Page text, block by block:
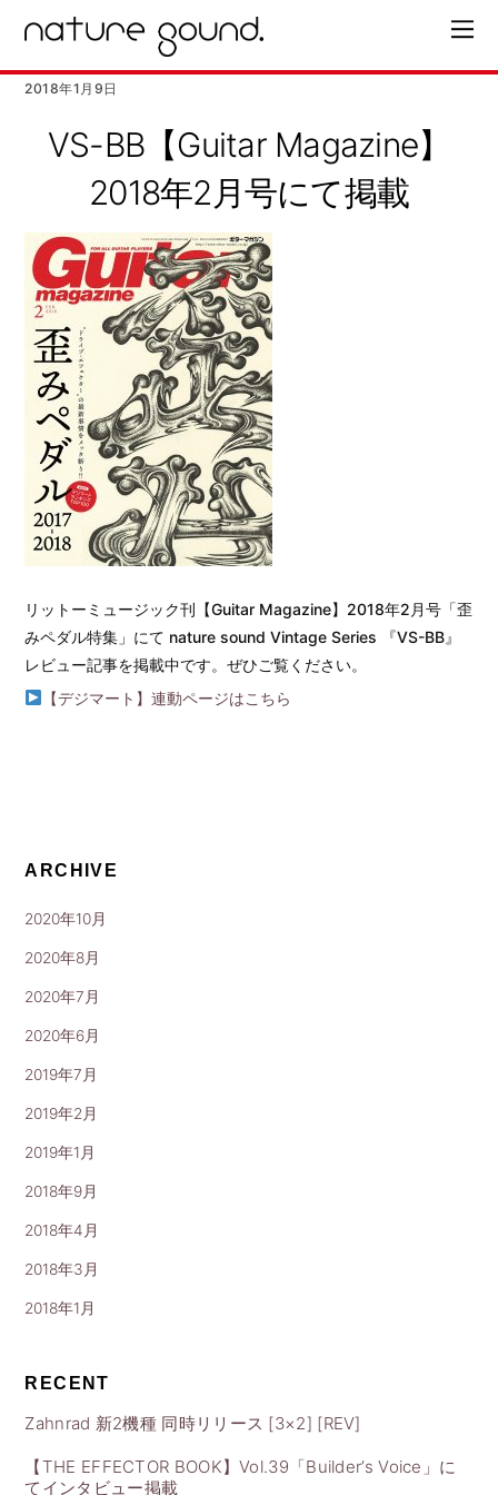
2018年1月9日
VS-BB【Guitar Magazine】
2018年2月号にて掲載
リットーミュージック刊【Guitar Magazine】2018年2月号「歪
みペダル特集」にて nature sound Vintage Series 『VS-BB』
レビュー記事を掲載中です。ぜひご覧ください。
【デジマート】連動ページはこちら
ARCHIVE
2020年10月
2020年8月
2020年7月
2020年6月
2019年7月
2019年2月
2019年1月
2018年9月
2018年4月
2018年3月
2018年1月
RECENT
Zahnrad 新2機種 同時リリース [3×2] [REV]
【THE EFFECTOR BOOK】Vol.39「Builder’s Voice」に
てインタビュー掲載